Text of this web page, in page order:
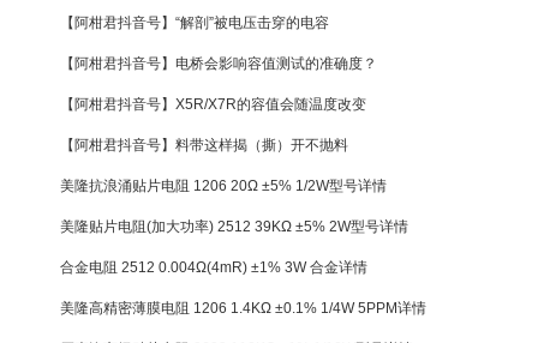
【阿柑君抖音号】“解剖”被电压击穿的电容
【阿柑君抖音号】电桥会影响容值测试的准确度？
【阿柑君抖音号】X5R/X7R的容值会随温度改变
【阿柑君抖音号】料带这样揭（撕）开不抛料
美隆抗浪涌贴片电阻 1206 20Ω ±5% 1/2W型号详情
美隆贴片电阻(加大功率) 2512 39KΩ ±5% 2W型号详情
合金电阻 2512 0.004Ω(4mR) ±1% 3W 合金详情
美隆高精密薄膜电阻 1206 1.4KΩ ±0.1% 1/4W 5PPM详情